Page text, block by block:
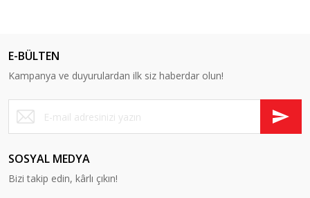
E-BÜLTEN
Kampanya ve duyurulardan ilk siz haberdar olun!
SOSYAL MEDYA
Bizi takip edin, kârlı çıkın!